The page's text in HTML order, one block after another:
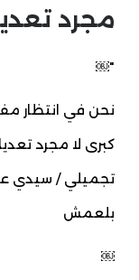
مجرد
"￼
نحن في انتظار
كبرى لا مجرد
تجميلي / سيدي
بلعمش
￼